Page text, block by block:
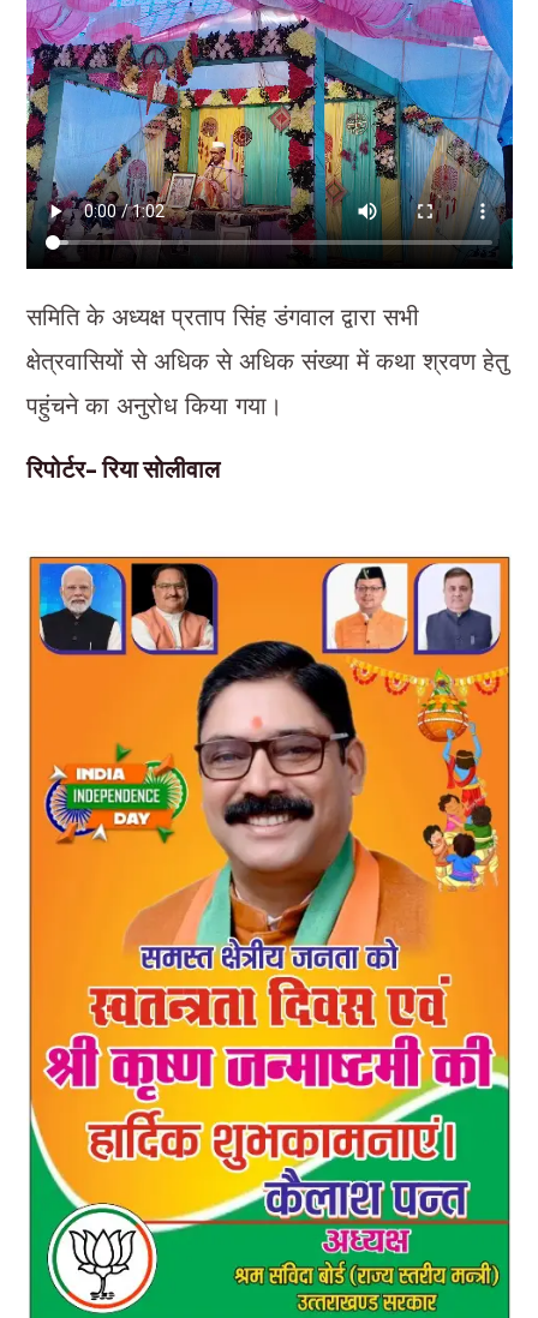
समिति के अध्यक्ष प्रताप सिंह डंगवाल द्वारा सभी
क्षेत्रवासियों से अधिक से अधिक संख्या में कथा श्रवण हेतु
पहुंचने का अनुरोध किया गया।
रिपोर्टर- रिया सोलीवाल